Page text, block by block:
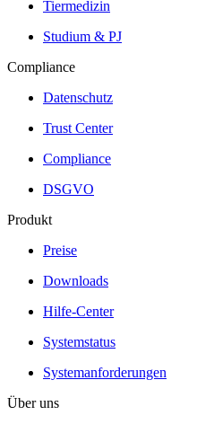
Tiermedizin
Studium & PJ
Compliance
Datenschutz
Trust Center
Compliance
DSGVO
Produkt
Preise
Downloads
Hilfe-Center
Systemstatus
Systemanforderungen
Über uns